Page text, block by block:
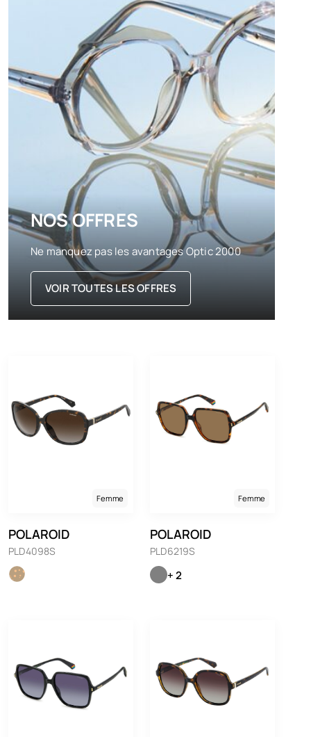
NOS OFFRES
Ne manquez pas les avantages Optic 2000
VOIR TOUTES LES OFFRES
Femme
POLAROID
PLD4098S
Femme
POLAROID
PLD6219S
+ 2